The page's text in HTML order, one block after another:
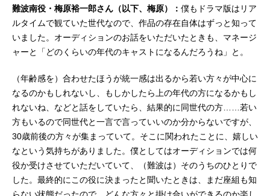
難波南役・梅原裕一郎さん（以下、梅原）： 僕もドラマ版はリア
ルタイムで観ていた世代なので、作品の存在自体はずっと知って
いました。オーディションのお話をいただいたときも、マネージ
ャーと「どのくらいの年代のキャストになるんだろうね」と。
（年齢感を）合わせたほうが統一感は出るから若い方々が中心に
なるのかもしれないし、もしかしたら上の年代の方になるかもし
れないね、などと話をしていたら、結果的に同世代の方……若い
方もいるので同世代と一言で言っていいのか分からないですが、
30歳前後の方々が集まっていて。そこに関われたことに、嬉しい
なという気持ちがありました。僕としてはオーディションでは何
役か受けさせていただいていて、（難波は）そのうちのひとりで
した。最終的にこの役に決まったと聞いたときは、まだ座組も知
らない状態だったので、どんな方々と掛け合いができるのか楽し